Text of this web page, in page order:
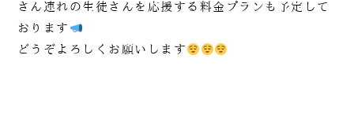
さん連れの生徒さんを応援する料金プランも予定して
おります
どうぞよろしくお願いします